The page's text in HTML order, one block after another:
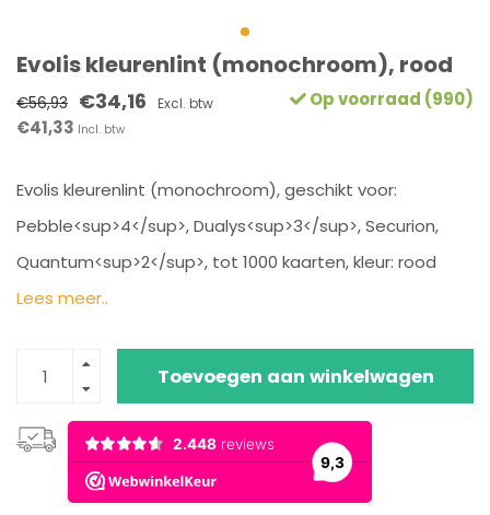
Evolis kleurenlint (monochroom), rood
€56,93 €34,16 Excl. btw
€41,33 Incl. btw
Op voorraad (990)
Evolis kleurenlint (monochroom), geschikt voor:
Pebble<sup>4</sup>, Dualys<sup>3</sup>, Securion,
Quantum<sup>2</sup>, tot 1000 kaarten, kleur: rood
Lees meer..
Toevoegen aan winkelwagen